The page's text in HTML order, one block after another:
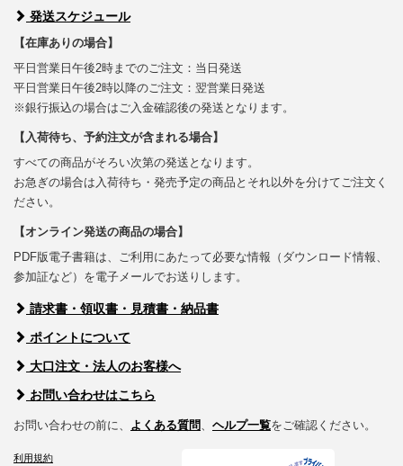
発送スケジュール
【在庫ありの場合】
平日営業日午後2時までのご注文：当日発送
平日営業日午後2時以降のご注文：翌営業日発送
※銀行振込の場合はご入金確認後の発送となります。
【入荷待ち、予約注文が含まれる場合】
すべての商品がそろい次第の発送となります。
お急ぎの場合は入荷待ち・発売予定の商品とそれ以外を分けてご注文く
ださい。
【オンライン発送の商品の場合】
PDF版電子書籍は、ご利用にあたって必要な情報（ダウンロード情報、
参加証など）を電子メールでお送りします。
請求書・領収書・見積書・納品書
ポイントについて
大口注文・法人のお客様へ
お問い合わせはこちら
お問い合わせの前に、 よくある質問、 ヘルプ一覧をご確認ください。
利用規約